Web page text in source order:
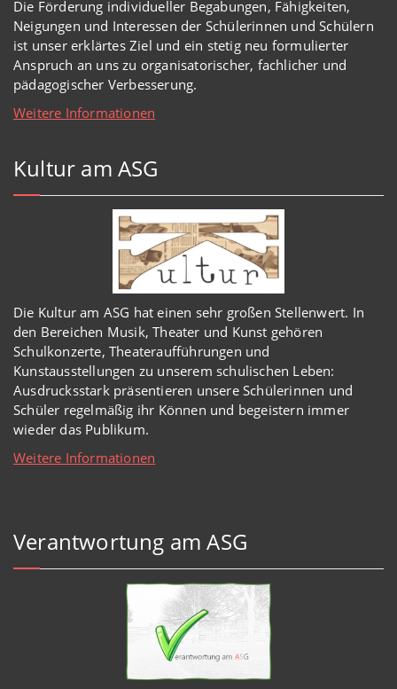
Die Förderung individueller Begabungen, Fähigkeiten,
Neigungen und Interessen der Schülerinnen und Schülern
ist unser erklärtes Ziel und ein stetig neu formulierter
Anspruch an uns zu organisatorischer, fachlicher und
pädagogischer Verbesserung.
Weitere Informationen
Kultur am ASG
Die Kultur am ASG hat einen sehr großen Stellenwert. In
den Bereichen Musik, Theater und Kunst gehören
Schulkonzerte, Theateraufführungen und
Kunstausstellungen zu unserem schulischen Leben:
Ausdrucksstark präsentieren unsere Schülerinnen und
Schüler regelmäßig ihr Können und begeistern immer
wieder das Publikum.
Weitere Informationen
Verantwortung am ASG